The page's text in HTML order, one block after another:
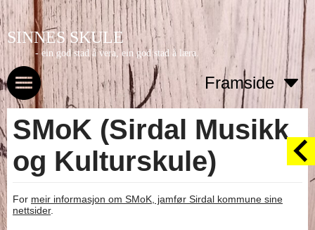
SINNES SKULE
- ein god stad å vera, ein god stad å læra.
Framside
SMoK (Sirdal Musikk
og Kulturskule)
For meir informasjon om SMoK, jamfør Sirdal kommune sine
nettsider.